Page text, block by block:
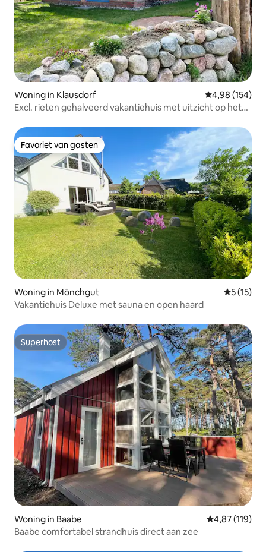
Woning in Klausdorf Gemiddelde
4,98 (154)
Excl. rieten gehalveerd vakantiehuis met uitzicht op het
Favoriet van gasten
Favoriet van gasten
Woning in Mönchgut
5 (15)
Vakantiehuis Deluxe met sauna en open haard
Superhost
Superhost
Woning in Baabe Gemiddelde
4,87 (119)
Baabe comfortabel strandhuis direct aan zee